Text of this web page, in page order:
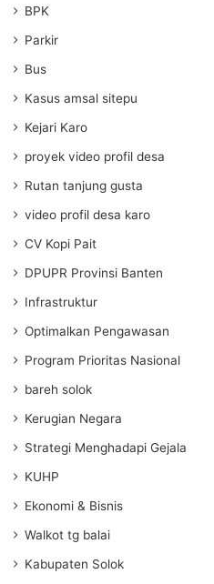
BPK
Parkir
Bus
Kasus amsal sitepu
Kejari Karo
proyek video profil desa
Rutan tanjung gusta
video profil desa karo
CV Kopi Pait
DPUPR Provinsi Banten
Infrastruktur
Optimalkan Pengawasan
Program Prioritas Nasional
bareh solok
Kerugian Negara
Strategi Menghadapi Gejala
KUHP
Ekonomi & Bisnis
Walkot tg balai
Kabupaten Solok